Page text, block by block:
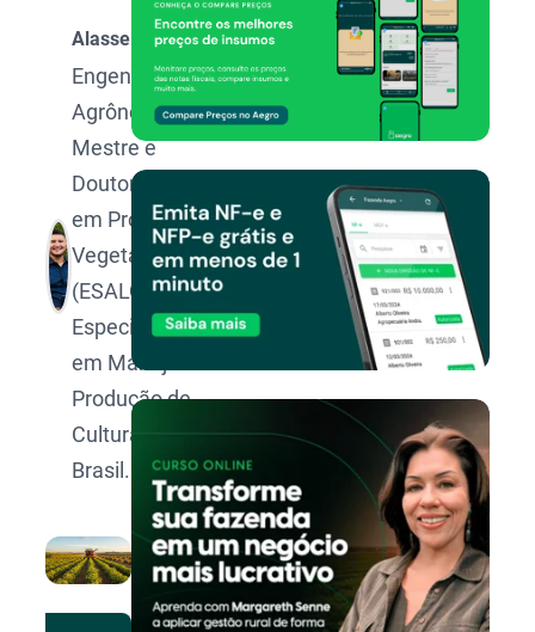
Alasse Oliveira
Engenheiro
Agrônomo,
Mestre e
Doutorando
em Produção
Vegetal pela
(ESALQ/USP).
Especialista
em Manejo e
Produção de
Culturas no
Brasil.